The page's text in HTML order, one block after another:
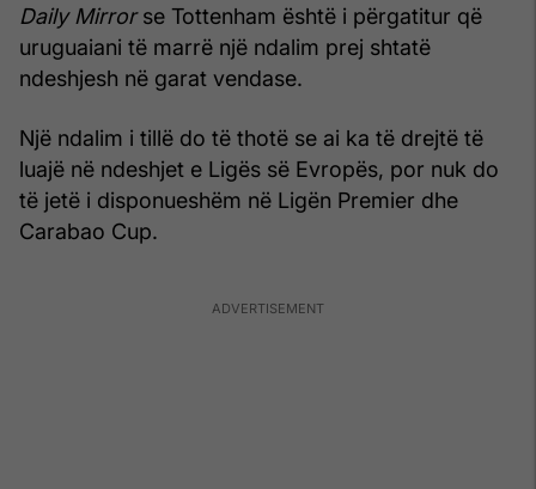
Daily Mirrorse Tottenham është i përgatitur që
uruguaiani të marrë një ndalim prej shtatë
ndeshjesh në garat vendase.
Një ndalim i tillë do të thotë se ai ka të drejtë të
luajë në ndeshjet e Ligës së Evropës, por nuk do
të jetë i disponueshëm në Ligën Premier dhe
Carabao Cup.